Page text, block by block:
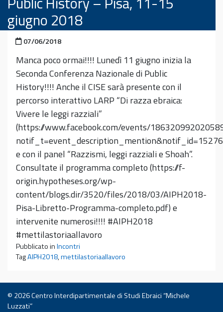
giugno 2018
Pubblicato il
07/06/2018
Manca poco ormai!!!! Lunedì 11 giugno inizia la
Seconda Conferenza Nazionale di Public
History!!!! Anche il CISE sarà presente con il
percorso interattivo LARP “Di razza ebraica:
Vivere le leggi razziali”
(https://www.facebook.com/events/
e con il panel “Razzismi, leggi razziali e Shoah”.
Consultate il programma completo (https://f-
origin.hypotheses.org/wp-
content/blogs.dir/3520/files/2018/03/AIPH2018-
Pisa-Libretto-Programma-completo.pdf) e
intervenite numerosi!!!! #AIPH2018
#mettilastoriaallavoro
Pubblicato inIncontri
TagAIPH2018,mettilastoriaallavoro
© 2026Centro Interdipartimentale di Studi Ebraici “Michele
Luzzati”